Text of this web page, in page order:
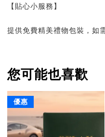
【貼心小服務】
提供免費精美禮物包裝，如
您可能也喜歡
優惠